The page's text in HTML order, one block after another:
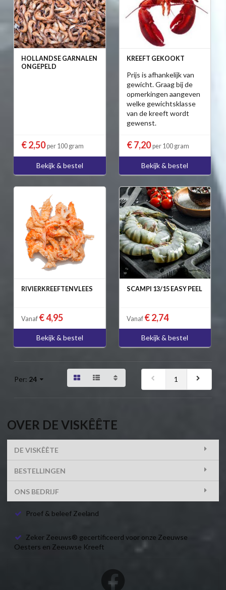
HOLLANDSE GARNALEN
ONGEPELD
€ 2,50per 100 gram
Bekijk & bestel
KREEFT GEKOOKT
Prijs is afhankelijk van
gewicht. Graag bij de
opmerkingen aangeven
welke gewichtsklasse
van de kreeft wordt
gewenst.
€ 7,20per 100 gram
Bekijk & bestel
RIVIERKREEFTENVLEES
Vanaf € 4,95
Bekijk & bestel
SCAMPI 13/15 EASY PEEL
Vanaf € 2,74
Bekijk & bestel
Per: 24 1
OVER DE VISKÊÊTE
DE VISKÊÊTE
BESTELLINGEN
ONS BEDRIJF
Proef & beleef Zeeland
Zeker Zeeuws® gecertificeerd voor onze Zeeuwse
Oesters en Zeeuwse Kreeft